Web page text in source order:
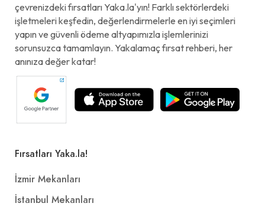
çevrenizdeki fırsatları Yaka.la'yın! Farklı sektörlerdeki
işletmeleri keşfedin, değerlendirmelerle en iyi seçimleri
yapın ve güvenli ödeme altyapımızla işlemlerinizi
sorunsuzca tamamlayın. Yakalamaç fırsat rehberi, her
anınıza değer katar!
Fırsatları Yaka.la!
İzmir Mekanları
İstanbul Mekanları